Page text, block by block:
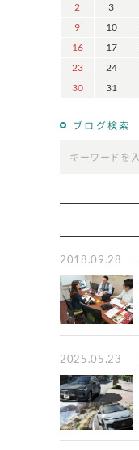
2
3
9
10
16
17
23
24
30
31
ブログ検索
2018.09.28
2025.05.23